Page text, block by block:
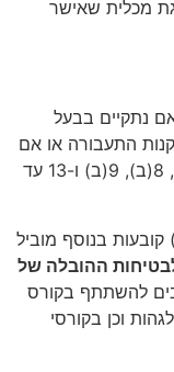
מכלית שאישר
נתקיים בבעל
בתקנה 15ב' (1) עד (3) לתקנות התעבורה או אם
עבר על הוראות תקנות 8 (א)(1), (2) ו-(4), 8(ב), 9(ב) ו-13 עד
מתקנות שירותי ההובלה, (התשס"א-2001) קובעות בנוסף מוביל
ההובלה של
להשתתף בקורס
וכן בקורסי